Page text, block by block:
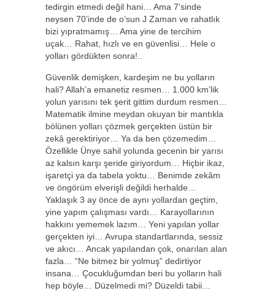
tedirgin etmedi değil hani… Ama 7’sinde
neysen 70’inde de o’sun J Zaman ve rahatlık
bizi yıpratmamış… Ama yine de tercihim
uçak… Rahat, hızlı ve en güvenlisi… Hele o
yolları gördükten sonra!..
Güvenlik demişken, kardeşim ne bu yolların
hali? Allah’a emanetiz resmen… 1.000 km’lik
yolun yarısını tek şerit gittim durdum resmen…
Matematik ilmine meydan okuyan bir mantıkla
bölünen yolları çözmek gerçekten üstün bir
zekâ gerektiriyor… Ya da ben çözemedim…
Özellikle Ünye sahil yolunda gecenin bir yarısı
az kalsın karşı şeride giriyordum… Hiçbir ikaz,
işaretçi ya da tabela yoktu… Benimde zekâm
ve öngörüm elverişli değildi herhalde…
Yaklaşık 3 ay önce de aynı yollardan geçtim,
yine yapım çalışması vardı… Karayollarının
hakkını yememek lazım… Yeni yapılan yollar
gerçekten iyi… Avrupa standartlarında, sessiz
ve akıcı… Ancak yapılandan çok, onarılan alan
fazla… “Ne bitmez bir yolmuş” dedirtiyor
insana… Çocukluğumdan beri bu yolların hali
hep böyle… Düzelmedi mi? Düzeldi tabii…